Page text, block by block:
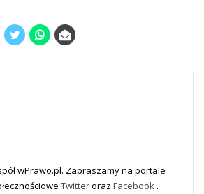
wPrawo.pl. Zapraszamy na portale
Twitteroraz Facebook .